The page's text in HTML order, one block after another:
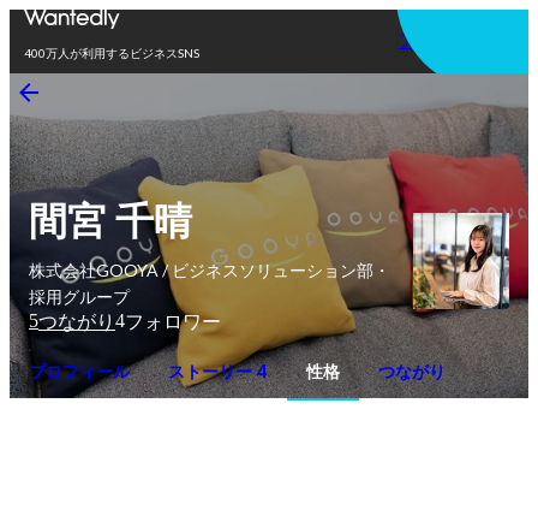
400万人が利用するビジネスSNS
アプリを使う
間宮 千晴
株式会社GOOYA / ビジネスソリューション部・
採用グループ
5つながり 4フォロワー
プロフィール ストーリー 4 性格 つながり